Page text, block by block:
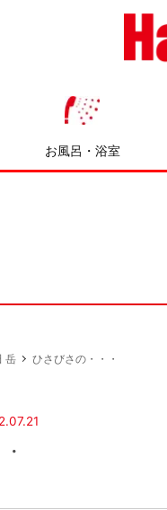
お風
お風呂・浴室
岳 ひさびさの・・・